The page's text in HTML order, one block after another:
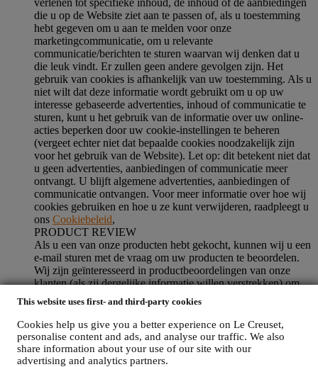
This website uses first- and third-party cookies
Cookies help us give you a better experience on Le Creuset,
personalise content and ads, and analyse our traffic. We also
share information about your use of our site with our
advertising and analytics partners.
die u op de Website ziet aan te passen of, als u toestemming
hebt gegeven om u aan te melden voor onze
marketingcommunicatie, om u relevante
communicatie/berichten te sturen waarvan wij denken dat u
die leuk vindt. Er zullen geen andere gevolgen zijn. Het
gebruik van cookies is afhankelijk van uw toestemming. Als u
niet wilt dat deze informatie wordt gebruikt om u op uw
interesse gebaseerde advertenties, inhoud of communicatie te
sturen, kunt u het gebruik van de informatie over uw online-
acties beperken door uw cookie-instellingen te beheren
(vergeet echter niet dat bepaalde cookies noodzakelijk zijn
voor het gebruik van de Website). Let op: dit betekent niet dat
u geen advertenties, aanbiedingen of communicatie meer
ontvangt. U blijft algemene advertenties, aanbiedingen of
communicatie ontvangen. Voor meer informatie over hoe wij
cookies gebruiken en hoe u ze kunt verwijderen, raadpleegt u
ons Cookiebeleid,
PRODUCT REVIEW
Als u een van onze producten hebt gekocht, kunnen wij u een
e-mail sturen met de vraag om uw producten te beoordelen.
Wij zijn geïnteresseerd in productbeoordelingen van onze
klanten (als zij dergelijke informatie willen verstrekken) om
onze producten en diensten voortdurend te verbeteren. Aan
het einde van het aankoopproces kunnen wij u ook uitnodigen
om uw productbeoordeling te schrijven. De beoordeling is
niet verplicht, en u bent vrij om deze al dan niet in te dienen.
WHATSAPP FOR BUSINESS
Sommige van onze fysieke winkels gebruiken WhatsApp for